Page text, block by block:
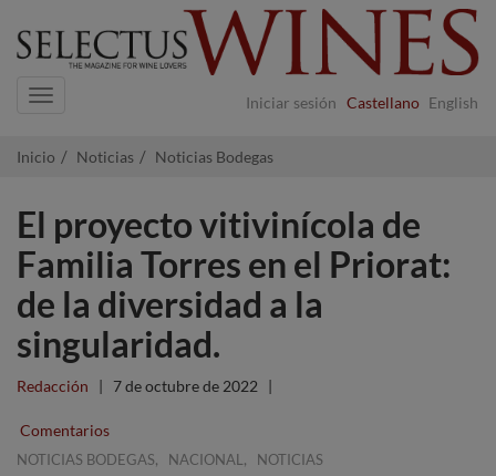
Iniciar sesión Castellano English
Navigation
Inicio Noticias Noticias Bodegas
El proyecto vitivinícola de
Familia Torres en el Priorat:
de la diversidad a la
singularidad.
Redacción | 7 de octubre de 2022 |
Comentarios
NOTICIAS BODEGAS, NACIONAL , NOTICIAS